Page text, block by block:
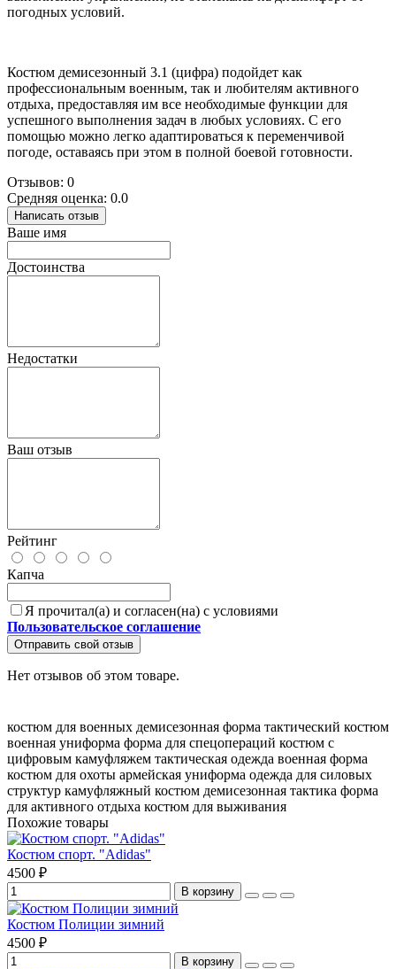
погодных условий.
Костюм демисезонный 3.1 (цифра) подойдет как
профессиональным военным, так и любителям активного
отдыха, предоставляя им все необходимые функции для
успешного выполнения задач в любых условиях. С его
помощью можно легко адаптироваться к переменчивой
погоде, оставаясь при этом в полной боевой готовности.
Отзывов: 0
Средняя оценка: 0.0
Написать отзыв
Ваше имя
Достоинства
Недостатки
Ваш отзыв
Рейтинг
Капча
Я прочитал(а) и согласен(на) с условиями
Пользовательское соглашение
Отправить свой отзыв
Нет отзывов об этом товаре.
костюм для военных демисезонная форма тактический костюм
военная униформа форма для спецопераций костюм с
цифровым камуфляжем тактическая одежда военная форма
костюм для охоты армейская униформа одежда для силовых
структур камуфляжный костюм демисезонная тактика форма
для активного отдыха костюм для выживания
Похожие товары
Костюм спорт. "Аdidas"
4500 ₽
В корзину
Костюм Полиции зимний
4500 ₽
В корзину